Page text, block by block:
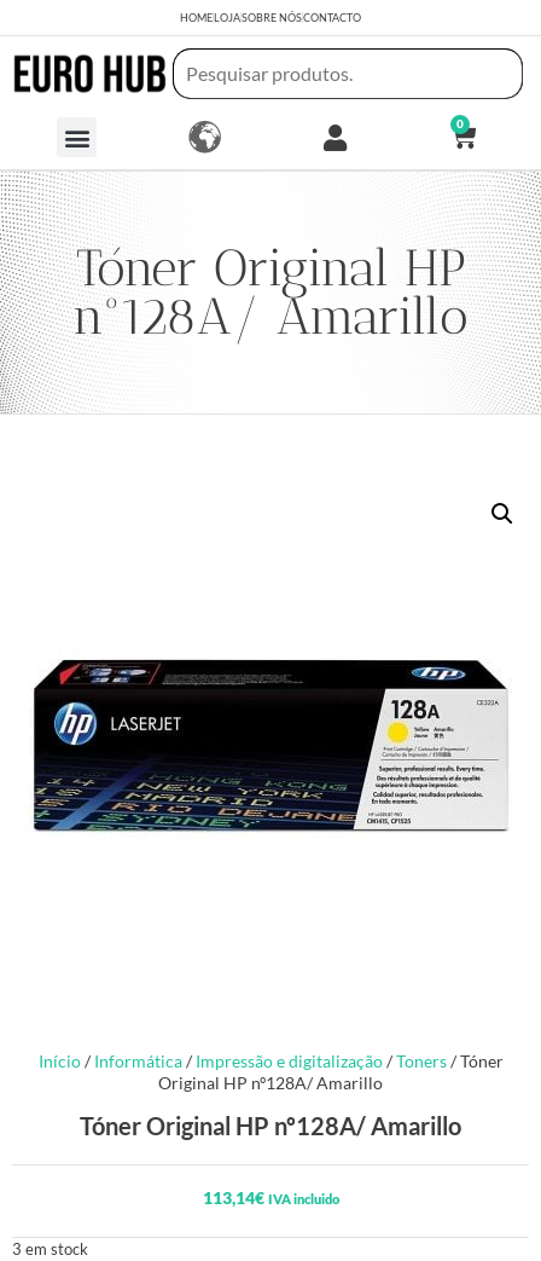
HOMELOJASOBRE NÓSCONTACTO
0
Tóner Original HP
nº128A/ Amarillo
Início/ Informática/ Impressão e digitalização/Toners/ Tóner
Original HP nº128A/ Amarillo
Tóner Original HP nº128A/ Amarillo
113,14€ IVA incluido
3 em stock